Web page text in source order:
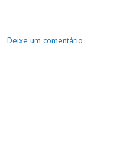
Deixe um comentário